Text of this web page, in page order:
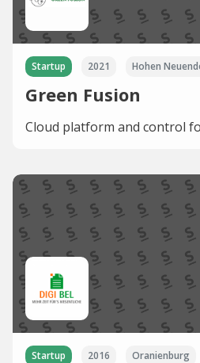
Startup 2021 Hohen
Green Fusion
Cloud platform and control
Startup 2016 Oranienburg